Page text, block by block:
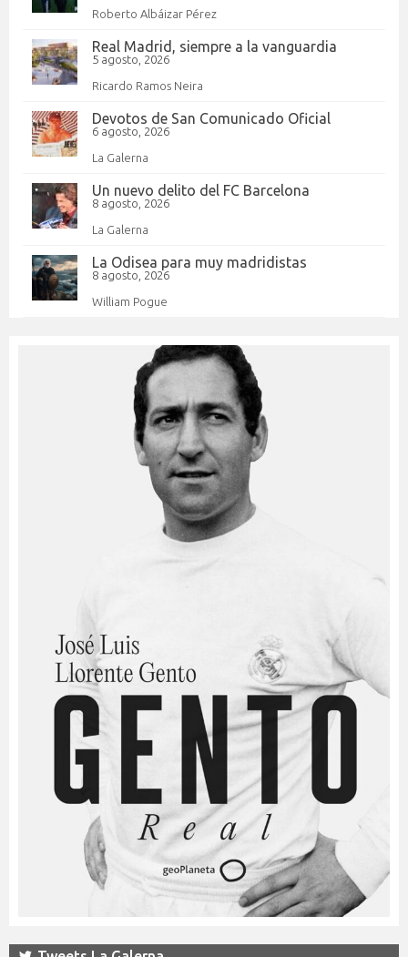
Roberto Albáizar Pérez
Real Madrid, siempre a la vanguardia
5 agosto, 2026
Ricardo Ramos Neira
Devotos de San Comunicado Oficial
6 agosto, 2026
La Galerna
Un nuevo delito del FC Barcelona
8 agosto, 2026
La Galerna
La Odisea para muy madridistas
8 agosto, 2026
William Pogue